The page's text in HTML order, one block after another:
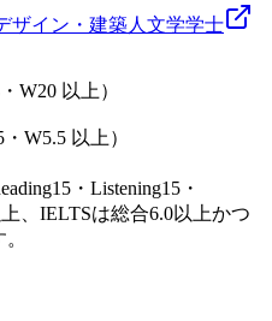
ザイン・建築人文学学士
W20 以上）
W5.5 以上）
・Listening15・
、IELTSは総合6.0以上かつ